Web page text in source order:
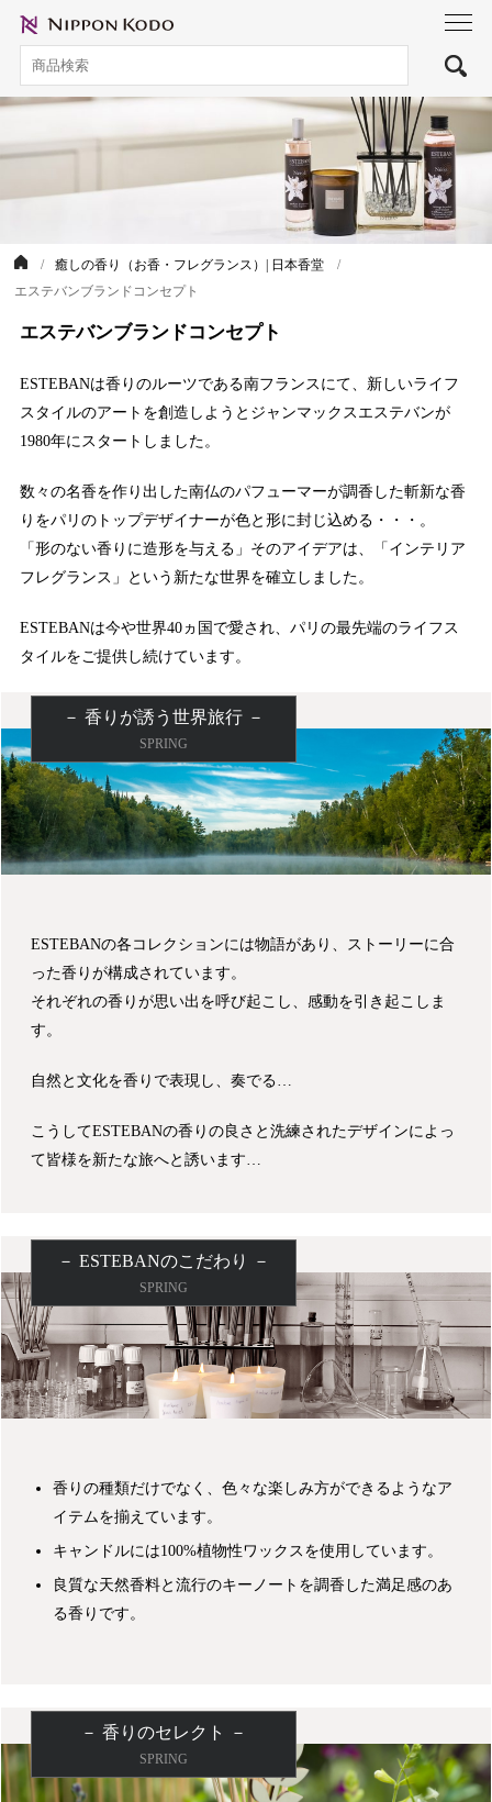
癒しの香り（お香・フレグランス）| 日本香堂
エステバンブランドコンセプト
エステバンブランドコンセプト
ESTEBANは香りのルーツである南フランスにて、新しいライフ
スタイルのアートを創造しようとジャンマックスエステバンが
1980年にスタートしました。
数々の名香を作り出した南仏のパフューマーが調香した斬新な香
りをパリのトップデザイナーが色と形に封じ込める・・・。
「形のない香りに造形を与える」そのアイデアは、「インテリア
フレグランス」という新たな世界を確立しました。
ESTEBANは今や世界40ヵ国で愛され、パリの最先端のライフス
タイルをご提供し続けています。
－ 香りが誘う世界旅行 －
SPRING
ESTEBANの各コレクションには物語があり、ストーリーに合
った香りが構成されています。
それぞれの香りが思い出を呼び起こし、感動を引き起こしま
す。
自然と文化を香りで表現し、奏でる…
こうしてESTEBANの香りの良さと洗練されたデザインによっ
て皆様を新たな旅へと誘います…
－ ESTEBANのこだわり －
SPRING
香りの種類だけでなく、色々な楽しみ方ができるようなア
イテムを揃えています。
キャンドルには100%植物性ワックスを使用しています。
良質な天然香料と流行のキーノートを調香した満足感のあ
る香りです。
－ 香りのセレクト －
SPRING